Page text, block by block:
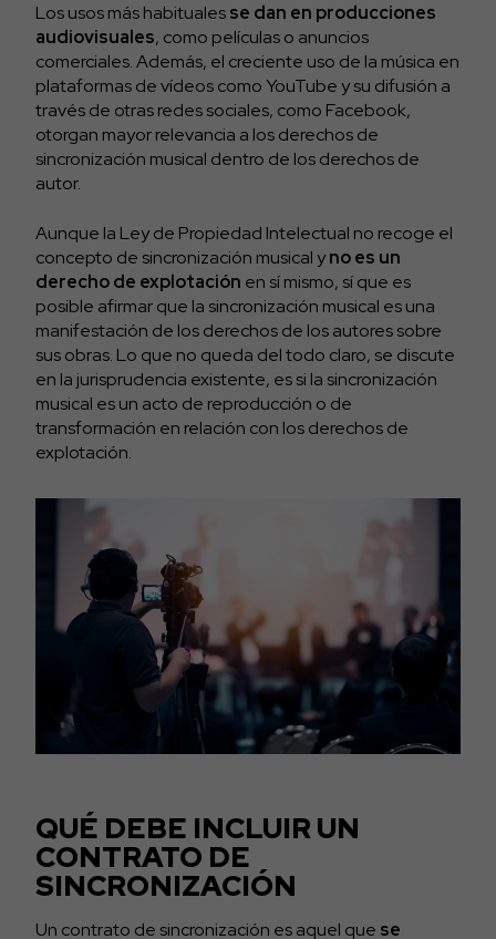
Los usos más habitualesse dan en producciones
audiovisuales, como películas o anuncios
comerciales. Además, el creciente uso de la música en
plataformas de vídeos como YouTube y su difusión a
través de otras redes sociales, como Facebook,
otorgan mayor relevancia a los derechos de
sincronización musical dentro de los derechos de
autor.
Aunque la Ley de Propiedad Intelectual no recoge el
concepto de sincronización musical yno es un
derecho de explotación en sí mismo, sí que es
posible afirmar que la sincronización musical es una
manifestación de los derechos de los autores sobre
sus obras. Lo que no queda del todo claro, se discute
en la jurisprudencia existente, es si la sincronización
musical es un acto de reproducción o de
transformación en relación con los derechos de
explotación.
QUÉ DEBE INCLUIR UN
CONTRATO DE
SINCRONIZACIÓN
Un contrato de sincronización es aquel que se